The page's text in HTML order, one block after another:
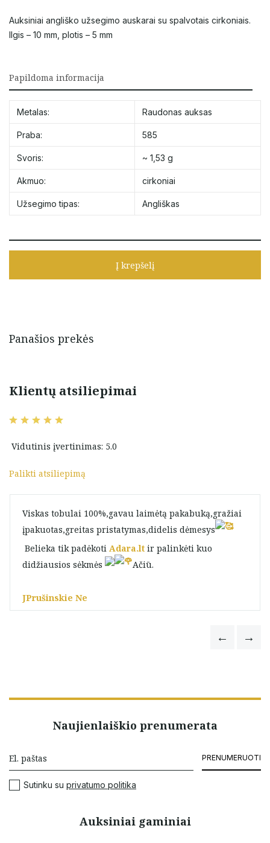
Auksiniai angliško užsegimo auskarai su spalvotais cirkoniais.
Ilgis – 10 mm, plotis – 5 mm
Papildoma informacija
Metalas: Raudonas auksas
Praba: 585
Svoris: ~ 1,53 g
Akmuo: cirkoniai
Užsegimo tipas: Angliškas
Į krepšelį
Panašios prekės
Klientų atsiliepimai
Vidutinis įvertinimas: 5.0
Palikti atsiliepimą
Viskas tobulai 100%,gavau laimėtą pakabuką,gražiai
įpakuotas,greitas pristatymas,didelis dėmesys
Belieka tik padėkoti Adara.lt ir palinkėti kuo
didžiausios sėkmės
Ačiū.
JPrušinskie Ne
Auksiniai gaminiai
Naujienlaiškio prenumerata
PRENUMERUOTI
Sutinku su privatumo politika